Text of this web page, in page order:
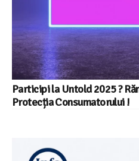
Participi la Untold 2025 ?
Protecția Consumatorului !